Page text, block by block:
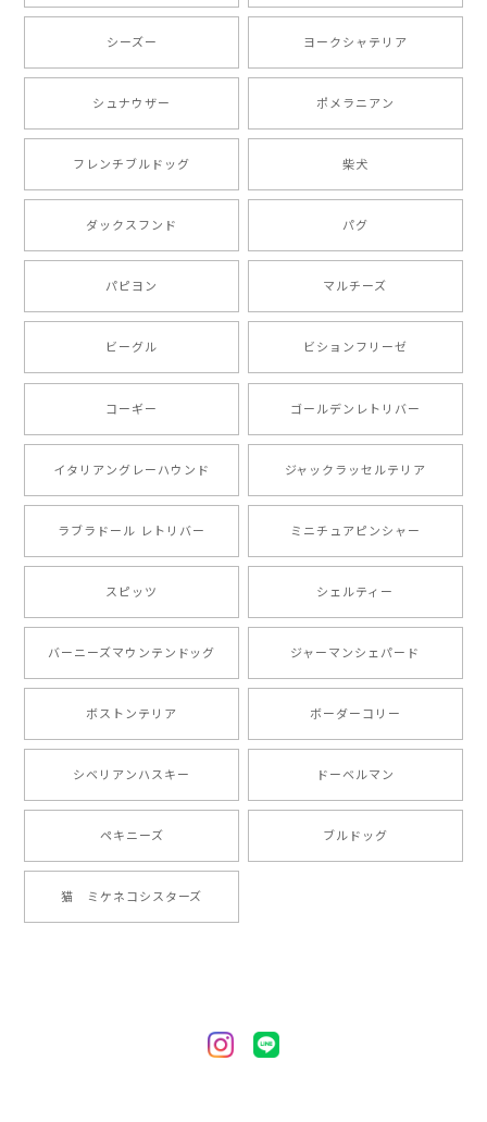
【 自然に囲まれた ダックスフンド 】 キャニスター 保存容器 お家用 プレゼント 犬 ペット うちの子 犬グッズ
【 ボーダーコリー 水彩画風 毛色4色 】 手帳 スマホケース 犬 うちの子 iPhone & Android
ったです。 ご連絡が取りづらい点だけ少し不安になり
ましたが、商品の素敵さでチャラです。 本当に可愛
い。ありがとうございます。
【 キュンです ボーダーコリー 】 手帳 スマホケース 犬 うちの子 プレゼント ペット Android対応
2024/10/28
注文受領連絡が無かったのでハラハラしましたが… 可
愛い商品が届きました！大満足です♪
【 自然に囲まれた ポメラニアン 】マグカップ 犬 ペット うちの子 犬グッズ ギフト プレゼント 母の日
りまして、元気な時の顔がそっくりだったので、注文し
ました。ありがとうございました。
2024/05/22
2024/05/04
2024/05/04
シーズー ヨークシャテリア
シュナウザー ポメラニアン
フレンチブルドッグ 柴犬
ダックスフンド パグ
パピヨン マルチーズ
ビーグル ビションフリーゼ
コーギー ゴールデンレトリバー
イタリアングレーハウンド ジャックラッセルテリア
ラブラドール レトリバー ミニチュアピンシャー
スピッツ シェルティー
バーニーズマウンテンドッグ ジャーマンシェパード
ボストンテリア ボーダーコリー
シベリアンハスキー ドーベルマン
ペキニーズ ブルドッグ
猫 ミケネコシスターズ